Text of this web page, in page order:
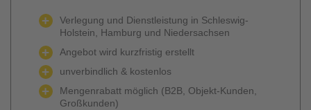
Verlegung und Dienstleistung in Schleswig-
Holstein, Hamburg und Niedersachsen
Angebot wird kurzfristig erstellt
unverbindlich & kostenlos
Mengenrabatt möglich (B2B, Objekt-Kunden,
Großkunden)